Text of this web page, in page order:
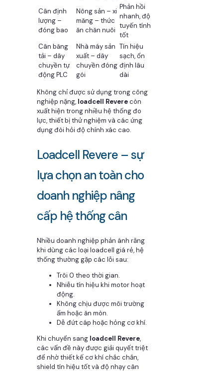
Cân định
lượng –
đóng bao
Nông sản – xi
măng – thức
ăn chăn nuôi
Phản hồi
nhanh, độ
tuyến tính
tốt
Cân băng
tải – dây
chuyền tự
động PLC
Nhà máy sản
xuất – dây
chuyền đóng
gói
Tín hiệu
sạch, ổn
định lâu
dài
Không chỉ được sử dụng trong công
nghiệp nặng, loadcell Reverecòn
xuất hiện trong nhiều hệ thống đo
lực, thiết bị thử nghiệm và các ứng
dụng đòi hỏi độ chính xác cao.
Loadcell Revere – sự
lựa chọn an toàn cho
doanh nghiệp nâng
cấp hệ thống cân
Nhiều doanh nghiệp phản ánh rằng
khi dùng các loại loadcell giá rẻ, hệ
thống thường gặp các lỗi sau:
Trôi 0 theo thời gian.
Nhiễu tín hiệu khi motor hoạt
động.
Không chịu được môi trường
ẩm hoặc ăn mòn.
Dễ đứt cáp hoặc hỏng cơ khí.
Khi chuyển sang loadcell Revere,
các vấn đề này được giải quyết triệt
để nhờ thiết kế cơ khí chắc chắn,
shield tín hiệu tốt và độ nhạy cân